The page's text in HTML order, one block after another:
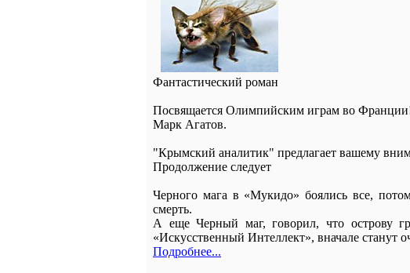
Фантастический роман
Посвящается Олимпийским играм во
Марк Агатов.
"Крымский аналитик" предлагает вашему
Продолжение следует
Черного мага в «Мукидо» боялись все,
смерть.
А еще Черный маг, говорил, что острову
«Искусственный Интеллект», вначале станут
Подробнее...